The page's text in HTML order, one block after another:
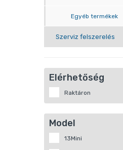
Egyéb termékek
Szerviz felszerelés
Elérhetőség
Raktáron
Model
13Mini